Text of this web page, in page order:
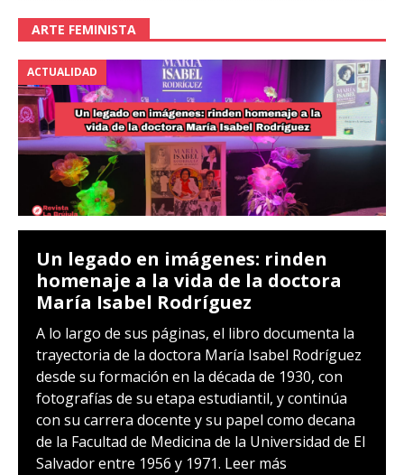
ARTE FEMINISTA
ACTUALIDAD
Un legado en imágenes: rinden
homenaje a la vida de la doctora
María Isabel Rodríguez
A lo largo de sus páginas, el libro documenta la
trayectoria de la doctora María Isabel Rodríguez
desde su formación en la década de 1930, con
fotografías de su etapa estudiantil, y continúa
con su carrera docente y su papel como decana
de la Facultad de Medicina de la Universidad de El
Salvador entre 1956 y 1971. Leer más